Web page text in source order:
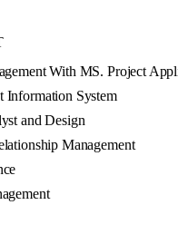
With MS. Project
Information System
and Design
Management